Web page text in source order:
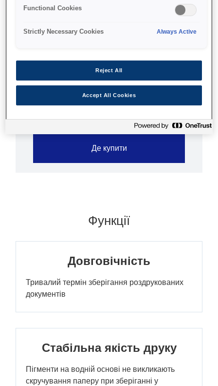
друку на звичайному папері.
використання.
Точне відтворення кольорів
Відмінна якість
Де купити
Функції
Довговічність
Тривалий термін зберігання роздрукованих
документів
Стабільна якість друку
Пігменти на водній основі не викликають
скручування паперу при зберіганні у
Functional Cookies
Strictly Necessary Cookies Always Active
Reject All
Accept All Cookies